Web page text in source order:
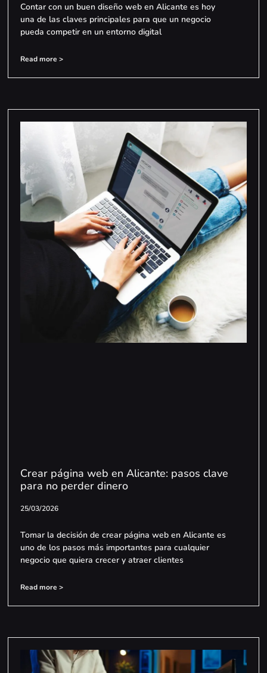
Contar con un buen diseño web en Alicante es hoy
una de las claves principales para que un negocio
pueda competir en un entorno digital
Read more >
Crear página web en Alicante: pasos clave
para no perder dinero
25/03/2026
Tomar la decisión de crear página web en Alicante es
uno de los pasos más importantes para cualquier
negocio que quiera crecer y atraer clientes
Read more >